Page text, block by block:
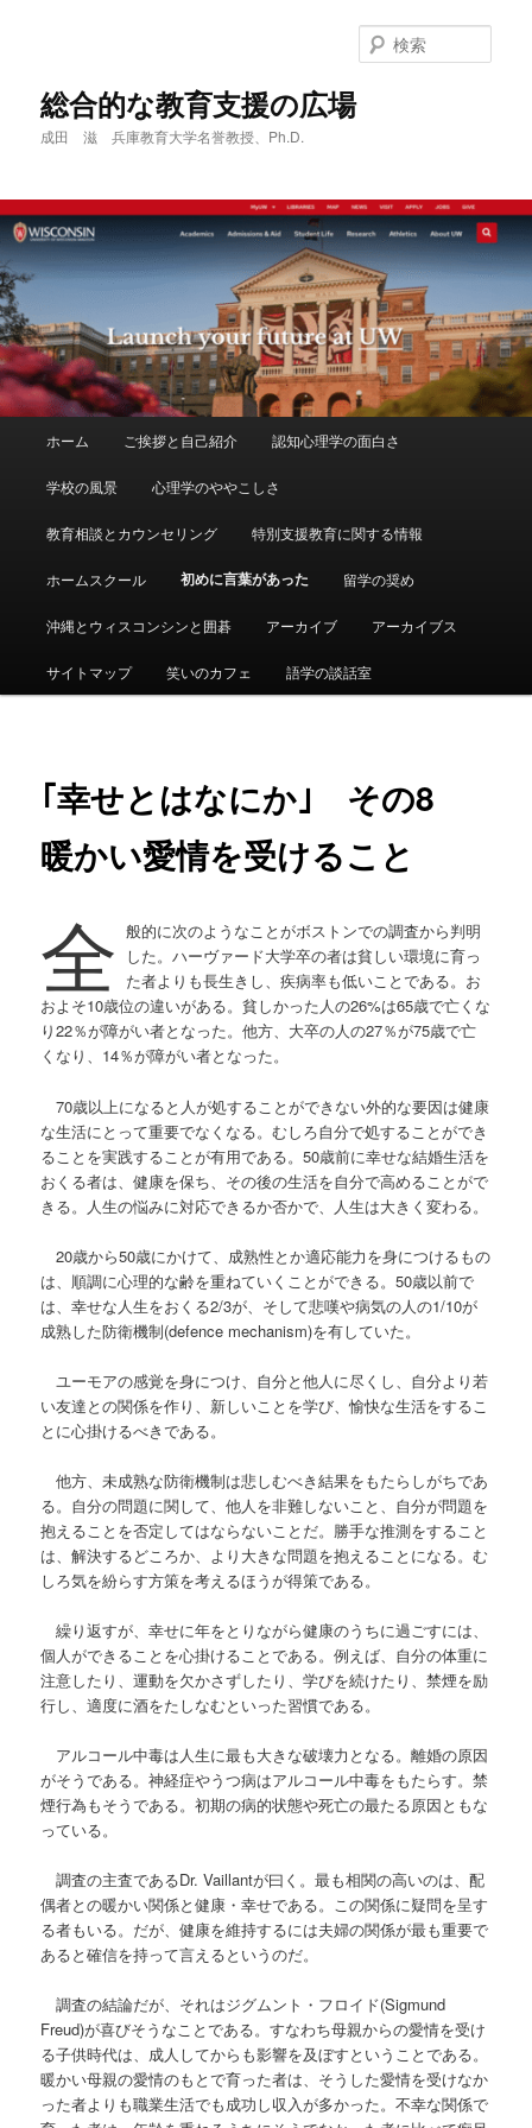
へ
移
動
総合的な教育支援の広場
成田 滋 兵庫教育大学名誉教授、Ph.D.
索
ホーム ご挨拶と自己紹介 認知心理学の面白さ
学校の風景 心理学のややこしさ
教育相談とカウンセリング 特別支援教育に関する情報
ホームスクール 初めに言葉があった 留学の奨め
沖縄とウィスコンシンと囲碁 アーカイブ アーカイブス
サイトマップ 笑いのカフェ 語学の談話室
｢幸せとはなにか｣ その8
暖かい愛情を受けること
全 般的に次のようなことがボストンでの調査から判明
した。ハーヴァード大学卒の者は貧しい環境に育っ
た者よりも長生きし、疾病率も低いことである。お
およそ10歳位の違いがある。貧しかった人の26%は65歳で亡くな
り22％が障がい者となった。他方、大卒の人の27％が75歳で亡
くなり、14％が障がい者となった。
70歳以上になると人が処することができない外的な要因は健康
な生活にとって重要でなくなる。むしろ自分で処することができ
ることを実践することが有用である。50歳前に幸せな結婚生活を
おくる者は、健康を保ち、その後の生活を自分で高めることがで
きる。人生の悩みに対応できるか否かで、人生は大きく変わる。
20歳から50歳にかけて、成熟性とか適応能力を身につけるもの
は、順調に心理的な齢を重ねていくことができる。50歳以前で
は、幸せな人生をおくる2/3が、そして悲嘆や病気の人の1/10が
成熟した防衛機制(defence mechanism)を有していた。
ユーモアの感覚を身につけ、自分と他人に尽くし、自分より若
い友達との関係を作り、新しいことを学び、愉快な生活をするこ
とに心掛けるべきである。
他方、未成熟な防衛機制は悲しむべき結果をもたらしがちであ
る。自分の問題に関して、他人を非難しないこと、自分が問題を
抱えることを否定してはならないことだ。勝手な推測をすること
は、解決するどころか、より大きな問題を抱えることになる。む
しろ気を紛らす方策を考えるほうが得策である。
繰り返すが、幸せに年をとりながら健康のうちに過ごすには、
個人ができることを心掛けることである。例えば、自分の体重に
注意したり、運動を欠かさずしたり、学びを続けたり、禁煙を励
行し、適度に酒をたしなむといった習慣である。
アルコール中毒は人生に最も大きな破壊力となる。離婚の原因
がそうである。神経症やうつ病はアルコール中毒をもたらす。禁
煙行為もそうである。初期の病的状態や死亡の最たる原因ともな
っている。
調査の主査であるDr. Vaillantが曰く。最も相関の高いのは、配
偶者との暖かい関係と健康・幸せである。この関係に疑問を呈す
る者もいる。だが、健康を維持するには夫婦の関係が最も重要で
あると確信を持って言えるというのだ。
調査の結論だが、それはジグムント・フロイド(Sigmund
Freud)が喜びそうなことである。すなわち母親からの愛情を受け
る子供時代は、成人してからも影響を及ぼすということである。
暖かい母親の愛情のもとで育った者は、そうした愛情を受けなか
った者よりも職業生活でも成功し収入が多かった。不幸な関係で